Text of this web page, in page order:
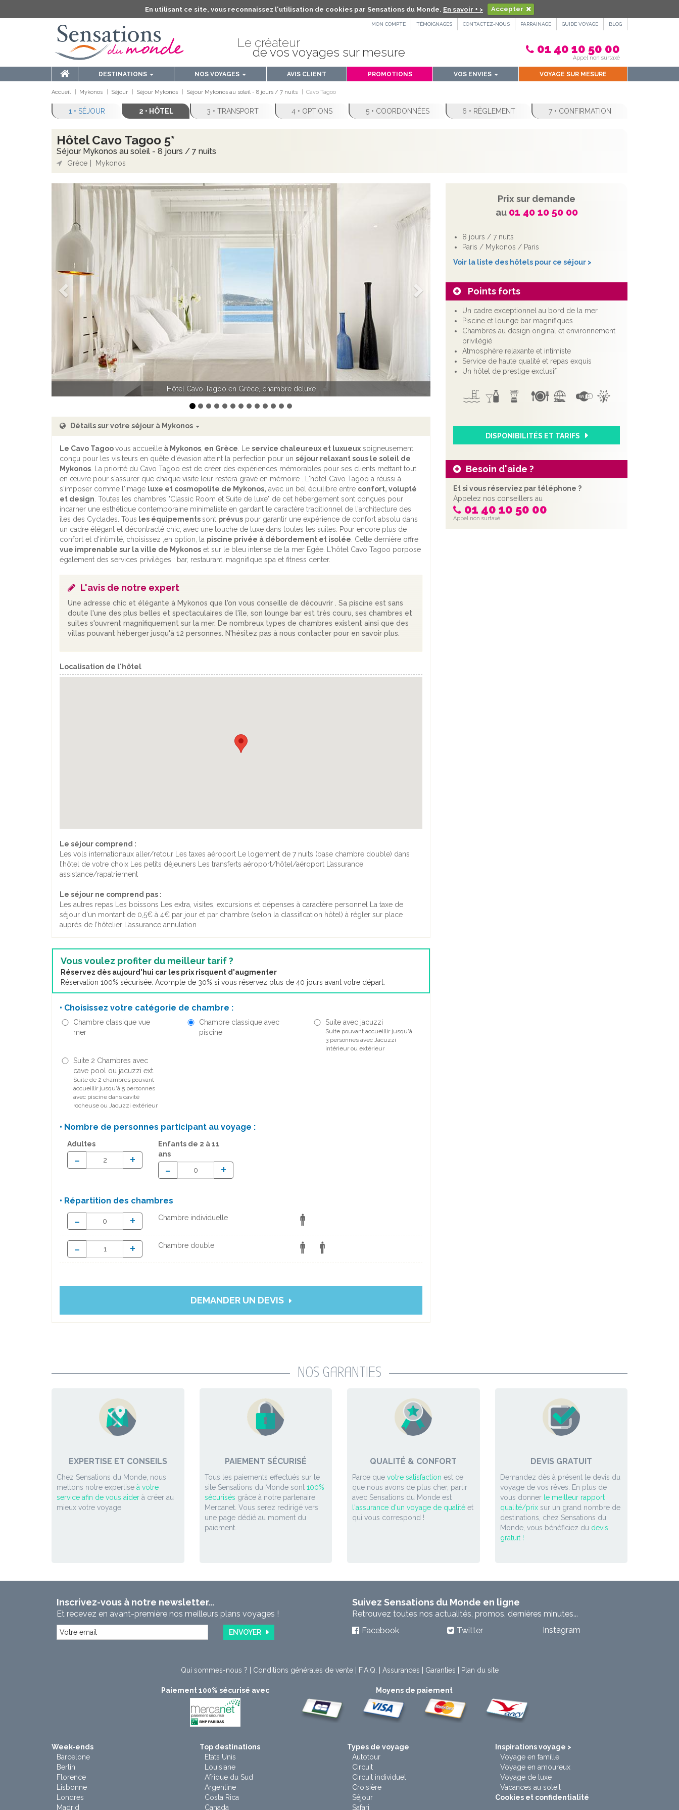
En utilisant ce site, vous reconnaissez l'utilisation de cookies par Sensations du Monde. En savoir + > Accepter
MON COMPTE TÉMOIGNAGES CONTACTEZ-NOUS PARRAINAGE GUIDE VOYAGE BLOG
Le créateur
de vos voyages sur mesure 01 40 10 50 00
Appel non surtaxé
DESTINATIONS NOS VOYAGES AVIS CLIENT PROMOTIONS VOS ENVIES VOYAGE SUR MESURE
Accueil Mykonos Séjour Séjour Mykonos Séjour Mykonos au soleil - 8 jours / 7 nuits Cavo Tagoo
1 • SÉJOUR 2 • HÔTEL 3 • TRANSPORT 4 • OPTIONS 5 • COORDONNÉES 6 • RÈGLEMENT 7 • CONFIRMATION
Hôtel Cavo Tagoo 5*
Séjour Mykonos au soleil - 8 jours / 7 nuits
Grèce Mykonos
Prix sur demande
au 01 40 10 50 00
8 jours / 7 nuits
Paris / Mykonos / Paris
Voir la liste des hôtels pour ce séjour >
Points forts
Un cadre exceptionnel au bord de la mer
Piscine et lounge bar magnifiques
Chambres au design original et environnement
privilégié
Atmosphère relaxante et intimiste
Service de haute qualité et repas exquis
Un hôtel de prestige exclusif
DISPONIBILITÉS ET TARIFS
Besoin d'aide ?
Et si vous réserviez par téléphone ?
Appelez nos conseillers au
01 40 10 50 00
Appel non surtaxé
Hôtel Cavo Tagoo en Grèce, chambre deluxe
Hôtel Cavo Tagoo en Grèce, piscine
Précédent
Détails sur votre séjour à Mykonos
Le Cavo Tagoovous accueille à Mykonos, en Grèce. Le service chaleureux et luxueux soigneusement
conçu pour les visiteurs en quête d'évasion atteint la perfection pour un séjour relaxant sous le soleil de
Mykonos. La priorité du Cavo Tagoo est de créer des expériences mémorables pour ses clients mettant tout
en œuvre pour s'assurer que chaque visite leur restera gravé en mémoire . L'hôtel Cavo Tagoo a réussi à
s'imposer comme l'image luxe et cosmopolite de Mykonos, avec un bel équilibre entre confort, volupté
et design. Toutes les chambres "Classic Room et Suite de luxe" de cet hébergement sont conçues pour
incarner une esthétique contemporaine minimaliste en gardant le caractère traditionnel de l'architecture des
îles des Cyclades. Tous les équipementssont prévus pour garantir une expérience de confort absolu dans
un cadre élégant et décontracté chic, avec une touche de luxe dans toutes les suites. Pour encore plus de
confort et d'intimité, choisissez ,en option, la piscine privée à débordement et isolée. Cette dernière offre
vue imprenable sur la ville de Mykonos et sur le bleu intense de la mer Egée. L'hôtel Cavo Tagoo porpose
également des services privilèges : bar, restaurant, magnifique spa et fitness center.
L'avis de notre expert
Une adresse chic et élégante à Mykonos que l'on vous conseille de découvrir . Sa piscine est sans
doute l'une des plus belles et spectaculaires de l'île, son lounge bar est très couru, ses chambres et
suites s'ouvrent magnifiquement sur la mer. De nombreux types de chambres existent ainsi que des
villas pouvant héberger jusqu'à 12 personnes. N'hésitez pas à nous contacter pour en savoir plus.
Localisation de l'hôtel
Le séjour comprend :
Les vols internationaux aller/retour Les taxes aéroport Le logement de 7 nuits (base chambre double) dans
l’hôtel de votre choix Les petits déjeuners Les transferts aéroport/hôtel/aéroport L’assurance
assistance/rapatriement
Le séjour ne comprend pas :
Les autres repas Les boissons Les extra, visites, excursions et dépenses à caractère personnel La taxe de
séjour d'un montant de 0,5€ à 4€ par jour et par chambre (selon la classification hôtel) à régler sur place
auprès de l’hôtelier L’assurance annulation
Vous voulez profiter du meilleur tarif ?
Réservez dès aujourd'hui car les prix risquent d'augmenter
Réservation 100% sécurisée. Acompte de 30% si vous réservez plus de 40 jours avant votre départ.
• Choisissez votre catégorie de chambre :
Chambre classique vue
mer
Chambre classique avec
piscine
Suite avec jacuzzi
Suite pouvant accueillir jusqu'à
3 personnes avec Jacuzzi
intérieur ou extérieur
Suite 2 Chambres avec
cave pool ou jacuzzi ext.
Suite de 2 chambres pouvant
accueillir jusqu'à 5 personnes
avec piscine dans cavité
rocheuse ou Jacuzzi extérieur
• Nombre de personnes participant au voyage :
Adultes
- +
Enfants de 2 à 11
ans
- +
• Répartition des chambres
- + Chambre individuelle
- + Chambre double
DEMANDER UN DEVIS
NOS GARANTIES
EXPERTISE ET CONSEILS
Chez Sensations du Monde, nous
mettons notre expertise à votre
service afin de vous aider à créer au
mieux votre voyage
PAIEMENT SÉCURISÉ
Tous les paiements effectués sur le
site Sensations du Monde sont 100%
sécurisés grâce à notre partenaire
Mercanet. Vous serez redirigé vers
une page dédié au moment du
paiement.
QUALITÉ & CONFORT
Parce que votre satisfaction est ce
que nous avons de plus cher, partir
avec Sensations du Monde est
l'assurance d'un voyage de qualité et
qui vous correspond !
DEVIS GRATUIT
Demandez dès à présent le devis du
voyage de vos rêves. En plus de
vous donner le meilleur rapport
qualité/prixsur un grand nombre de
destinations, chez Sensations du
Monde, vous bénéficiez du devis
gratuit !
Inscrivez-vous à notre newsletter...
Et recevez en avant-première nos meilleurs plans voyages !
ENVOYER
Suivez Sensations du Monde en ligne
Retrouvez toutes nos actualités, promos, dernières minutes...
Facebook
Twitter Instagram
Qui sommes-nous ? Conditions générales de vente| F.A.Q. Assurances Garanties Plan du site
Paiement 100% sécurisé avec Moyens de paiement
Week-ends
Barcelone
Berlin
Florence
Lisbonne
Londres
Madrid
Top destinations
Etats Unis
Louisiane
Afrique du Sud
Argentine
Costa Rica
Canada
Types de voyage
Autotour
Circuit
Circuit individuel
Croisière
Séjour
Safari
Inspirations voyage >
Voyage en famille
Voyage en amoureux
Voyage de luxe
Vacances au soleil
Cookies et confidentialité